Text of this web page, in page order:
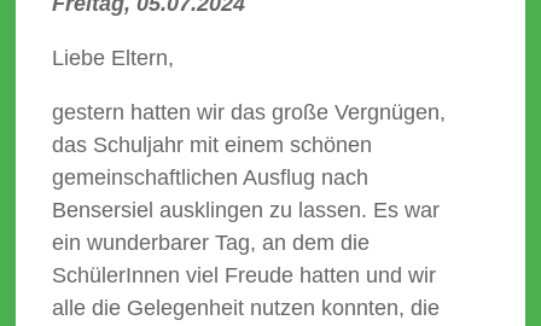
Liebe Eltern,
gestern hatten wir das große Vergnügen,
das Schuljahr mit einem schönen
gemeinschaftlichen Ausflug nach
Bensersiel ausklingen zu lassen. Es war
ein wunderbarer Tag, an dem die
SchülerInnen viel Freude hatten und wir
alle die Gelegenheit nutzen konnten, die